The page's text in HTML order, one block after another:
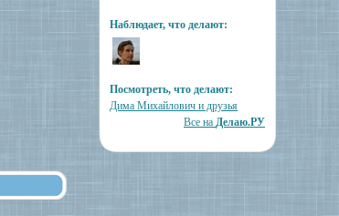
Наблюдает, что делают:
Посмотреть, что делают:
Дима Михайлович и друзья
Все на Делаю.РУ